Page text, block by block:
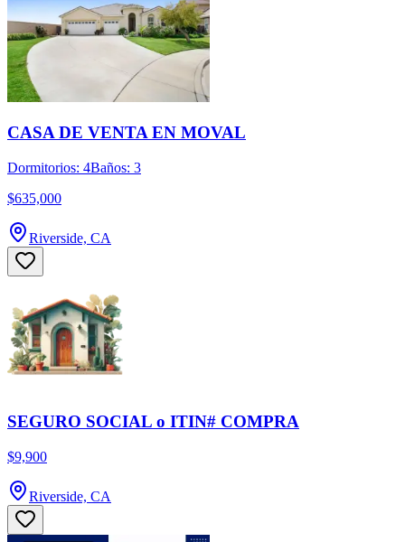
CASA DE VENTA EN MOVAL
Dormitorios: 4Baños: 3
$635,000
Riverside, CA
SEGURO SOCIAL o ITIN# COMPRA
$9,900
Riverside, CA